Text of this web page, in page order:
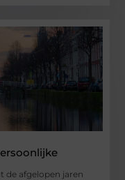
de afgelopen jaren